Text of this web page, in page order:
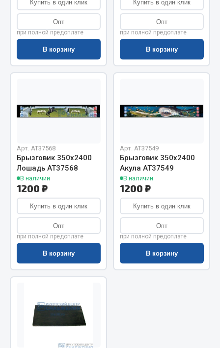
Весь раздел
Цепи подъёмные
Весь раздел
Манжеты
Паронит
Патрубки
Прокладки
Рукава высокого давления
Показать ещё
Весь раздел
Автомобильная электрика
Автолампы
Блоки реле и предохранителей
Вилки нагрузочные
Выключатели и переключатели клавишные
Купить в один клик
Опт
при полной предоплате
В корзину
Купить в один клик
Опт
при полной предоплате
В корзину
Арт. AT37568
Брызговик 350х2400
Лошадь АТ37568
В наличии
1200 ₽
Купить в один клик
Опт
при полной предоплате
В корзину
Арт. AT37549
Брызговик 350х2400
Акула АТ37549
В наличии
1200 ₽
Купить в один клик
Опт
при полной предоплате
В корзину